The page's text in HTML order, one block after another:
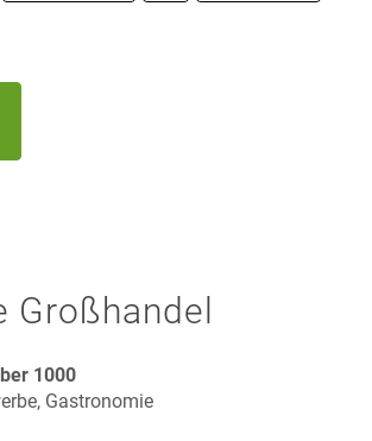
Großhandel
1000
Gastronomie